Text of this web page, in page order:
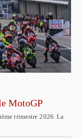
MotoGP
trimestre 2026. La